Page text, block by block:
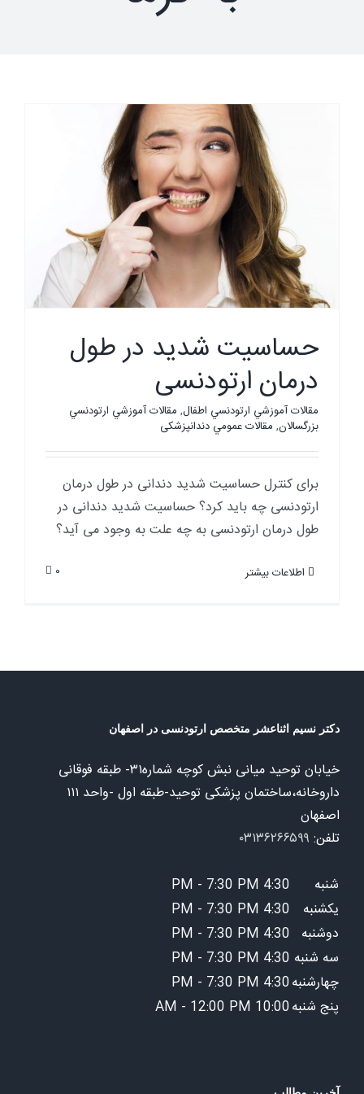
حساسیت شدید در طول
درمان ارتودنسی
مقالات آموزشي ارتودنسي اطفال, مقالات آموزشي ارتودنسي
بزرگسالان, مقالات عمومي دندانپزشکی
برای کنترل حساسیت شدید دندانی در طول درمان
ارتودنسی چه باید کرد؟ حساسیت شدید دندانی در
طول درمان ارتودنسی به چه علت به وجود می آید؟
اطلاعات بیشتر ۰
دکتر نسیم اثناعشر متخصص ارتودنسی در اصفهان
خیابان توحید میانی نبش کوچه شماره۳۱- طبقه فوقانی
داروخانه،ساختمان پزشکی توحید-طبقه اول -واحد ۱۱۱
اصفهان
تلفن: ۰۳۱۳۶۲۶۶۵۹۹
شنبه
4:30 PM - 7:30 PM
یکشنبه
4:30 PM - 7:30 PM
دوشنبه 4:30 PM - 7:30 PM
سه شنبه 4:30 PM - 7:30 PM
چهارشنبه4:30 PM - 7:30 PM
پنج شنبه10:00 AM - 12:00 PM